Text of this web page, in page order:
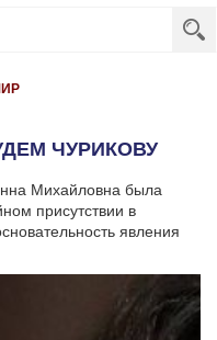
ЧУРИКОВУ
Михайловна была
присутствии в
явления